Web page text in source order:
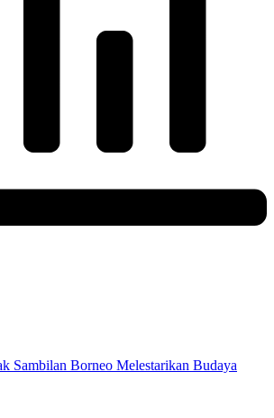
Sambilan Borneo Melestarikan Budaya